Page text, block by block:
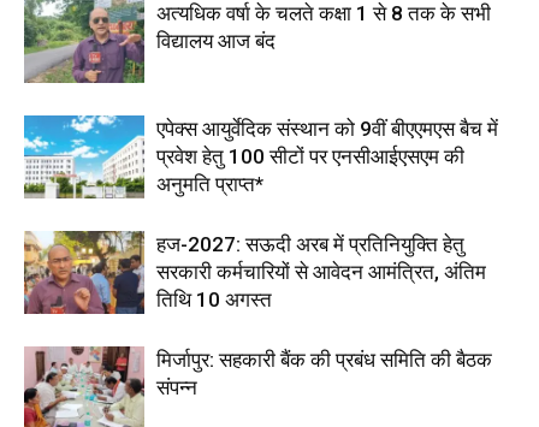
अत्यधिक वर्षा के चलते कक्षा 1 से 8 तक के सभी
विद्यालय आज बंद
एपेक्स आयुर्वेदिक संस्थान को 9वीं बीएएमएस बैच में
प्रवेश हेतु 100 सीटों पर एनसीआईएसएम की
अनुमति प्राप्त*
हज-2027: सऊदी अरब में प्रतिनियुक्ति हेतु
सरकारी कर्मचारियों से आवेदन आमंत्रित, अंतिम
तिथि 10 अगस्त
मिर्जापुर: सहकारी बैंक की प्रबंध समिति की बैठक
संपन्न